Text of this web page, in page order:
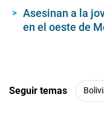
Asesinan a la
en el oeste de
Seguir temas